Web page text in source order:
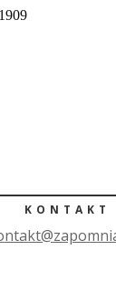
KONTAKT